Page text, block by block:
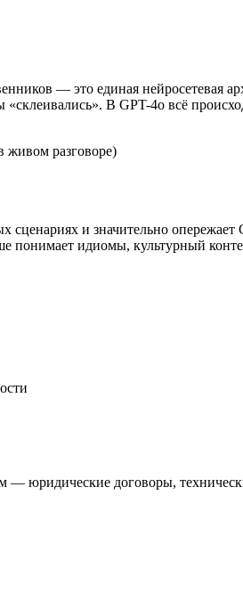
— это единая нейросетевая
В GPT-4o всё
живом разговоре)
сценариях и значительно
понимает идиомы, культурный
— юридические договоры,